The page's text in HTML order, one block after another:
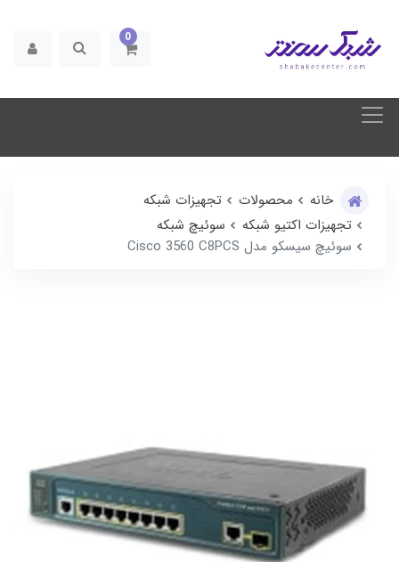
0
خانه محصولات
تجهیزات شبکه
تجهیزات اکتیو شبکه
سوئیچ شبکه
سوئیچ سیسکو مدل Cisco 3560 C8PCS